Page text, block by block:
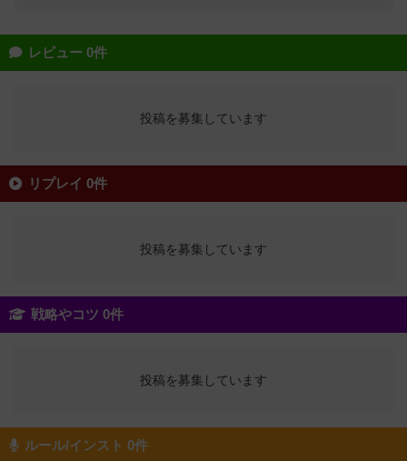
レビュー 0件
投稿を募集しています
リプレイ 0件
投稿を募集しています
戦略やコツ 0件
投稿を募集しています
ルール/インスト 0件